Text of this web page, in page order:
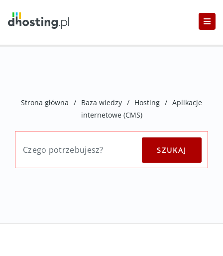
Strona główna / Baza wiedzy / Hosting / Aplikacje
internetowe (CMS)